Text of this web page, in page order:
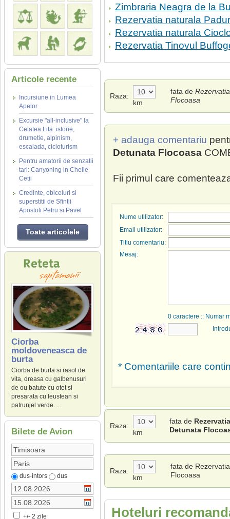
Articole recente
Incursiune in Lumea
Apelor
Excursie "all-inclusive" la
Cetatea Lita: istorie,
drumetie, alpinism,
escalada, cicloturism
Pentru amatorii de senzatii
tari: Canyoning in Cheile
Cetii
Credinte, obiceiuri si
superstitii de Sfintii
Apostoli Petru si Pavel
Toate articolele
Ciorba
moldoveneasca de
burta
Ciorba de burta si rasol de
vita, dreasa cu galbenusuri
de ou batute cu otet si
presarata cu leustean si
patrunjel verde. ...
Bilete de Avion
dus-intors dus
+/- 2 zile
Zimbraria Neagra de la
Rezervatia naturala
Rezervatia naturala
Rezervatia Tinovul
Raza:
km
fata de
Flocoasa
+ adauga comentariu
Detunata Flocoasa
Fii primul care
Nume utilizator:
Email utilizator:
Titlu comentariu:
Mesaj:
0 caractere :: Numar
* Comentariile care
Raza:
km
fata de
Detunata
Raza:
km
fata de
Flocoasa
Hoteluri